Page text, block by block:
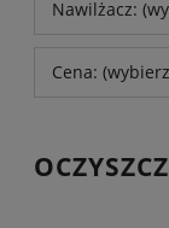
Nawilżacz:
Cena: